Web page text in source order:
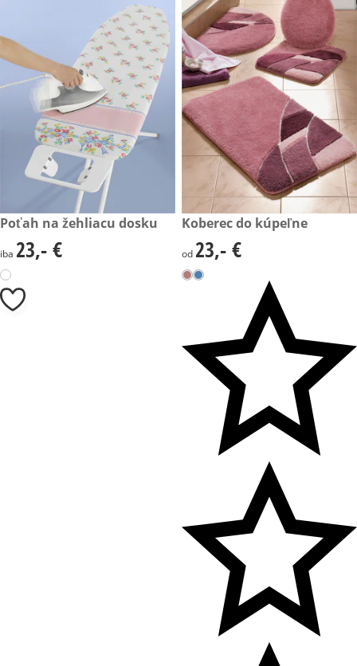
23,- €
Poťah na žehliacu dosku
23,- €
iba 23,- €
23,- €
Koberec do kúpeľne
23,- €
od 23,- €